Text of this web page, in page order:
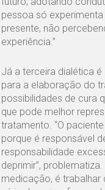
pessoa só
presente, não
experiência.”
Já a terceira dialética é
para a elaboração do
possibilidades de cura
que pode melhor
tratamento. “O
porque é responsável
responsabilidade
deprimir”,
medicação, é